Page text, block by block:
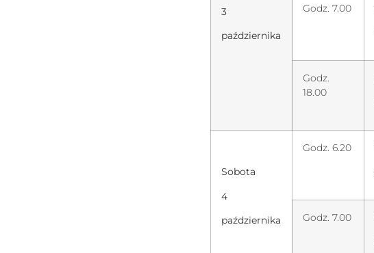
3
października
Godz. 7.00
Godz.
18.00
Sobota
4
października
Godz. 6.20
Godz. 7.00